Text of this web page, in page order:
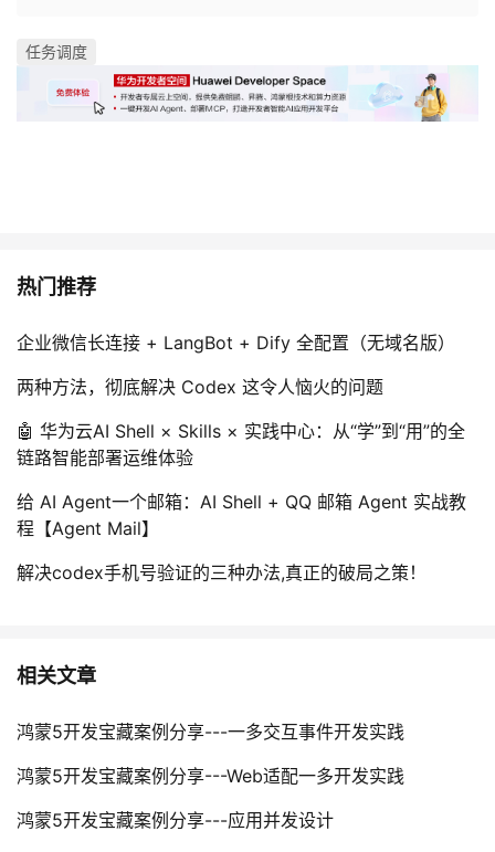
任务调度
热门推荐
企业微信长连接 + LangBot + Dify 全配置（无域名版）
两种方法，彻底解决 Codex 这令人恼火的问题
🤖 华为云AI Shell × Skills × 实践中心：从“学”到“用”的全
链路智能部署运维体验
给 AI Agent一个邮箱：AI Shell + QQ 邮箱 Agent 实战教
程【Agent Mail】
解决codex手机号验证的三种办法,真正的破局之策！
相关文章
鸿蒙5开发宝藏案例分享---一多交互事件开发实践
鸿蒙5开发宝藏案例分享---Web适配一多开发实践
鸿蒙5开发宝藏案例分享---应用并发设计